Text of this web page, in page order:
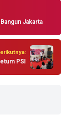
Jakarta
PSI